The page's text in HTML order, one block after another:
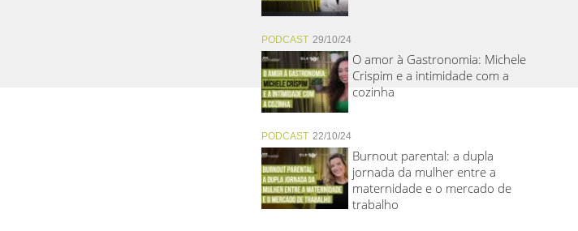
PODCAST 29/10/24
O amor à Gastronomia: Michele
Crispim e a intimidade com a
cozinha
PODCAST 22/10/24
Burnout parental: a dupla
jornada da mulher entre a
maternidade e o mercado de
trabalho